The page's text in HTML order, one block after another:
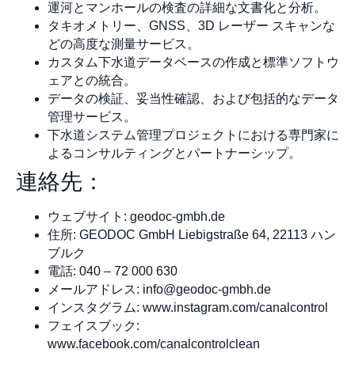
運河とマンホールの検査の詳細な文書化と分析。
タキオメトリー、GNSS、3D レーザー スキャンな
どの高度な測量サービス。
カスタム下水道データベースの作成と標準ソフトウ
ェアとの統合。
データの検証、妥当性確認、および包括的なデータ
管理サービス。
下水道システム管理プロジェクトにおける専門家に
よるコンサルティングとパートナーシップ。
連絡先：
ウェブサイト: geodoc-gmbh.de
住所: GEODOC GmbH Liebigstraße 64, 22113 ハン
ブルク
電話: 040 – 72 000 630
メールアドレス: info@geodoc-gmbh.de
インスタグラム: www.instagram.com/canalcontrol
フェイスブック:
www.facebook.com/canalcontrolclean